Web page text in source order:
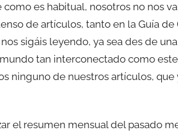
es habitual, nosotros no nos
de artículos, tanto en la Guía
sigáis leyendo, ya sea des de
tan interconectado como
ninguno de nuestros artículos,
el resumen mensual del pasado